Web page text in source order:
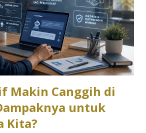
sehingga lebih hemat daya
Jangan lupa juga perpendek
misalnya jadi 15-30 detik, supaya
saat HP tidak dipakai.
jalan di background Banyak aplikasi
Makin Canggih di
untuk
Kita?